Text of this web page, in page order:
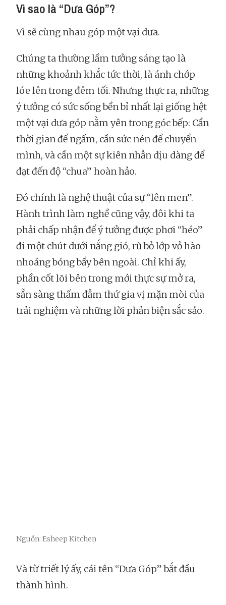
Vì sao là “Dưa Góp”?
Vì sẽ cùng nhau góp một vại dưa.
Chúng ta thường lầm tưởng sáng tạo là
những khoảnh khắc tức thời, là ánh chớp
lóe lên trong đêm tối. Nhưng thực ra, những
ý tưởng có sức sống bền bỉ nhất lại giống hệt
một vại dưa góp nằm yên trong góc bếp: Cần
thời gian để ngấm, cần sức nén để chuyển
mình, và cần một sự kiên nhẫn dịu dàng để
đạt đến độ “chua” hoàn hảo.
Đó chính là nghệ thuật của sự “lên men”.
Hành trình làm nghề cũng vậy, đôi khi ta
phải chấp nhận để ý tưởng được phơi “héo”
đi một chút dưới nắng gió, rũ bỏ lớp vỏ hào
nhoáng bóng bẩy bên ngoài. Chỉ khi ấy,
phần cốt lõi bên trong mới thực sự mở ra,
sẵn sàng thấm đẫm thứ gia vị mặn mòi của
trải nghiệm và những lời phản biện sắc sảo.
Nguồn: Esheep Kitchen
Và từ triết lý ấy, cái tên “Dưa Góp” bắt đầu
thành hình.